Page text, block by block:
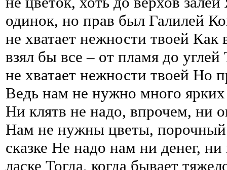
одинок, но прав был Галилей
не хватает нежности твоей
взял бы все – от пламя до
не хватает нежности твоей
Ведь нам не нужно много
Ни клятв не надо, впрочем, ни
Нам не нужны цветы,
сказке Не надо нам ни денег,
ласке Тогда, когда бывает